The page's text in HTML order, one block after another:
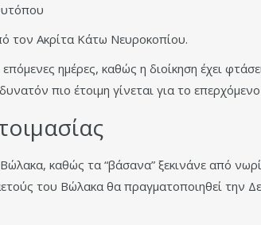
τον Ακρίτα Κάτω Νευροκοπίου.
ημέρες, καθώς η διοίκηση έχει
πιο έτοιμη γίνεται για το
καθώς τα “βάσανα” ξεκινάνε από
του Βώλακα θα πραγματοποιηθεί την